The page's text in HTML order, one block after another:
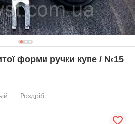
форми ручки купе / №15
Роздріб